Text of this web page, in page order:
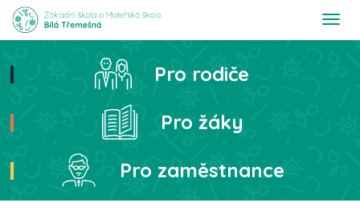
T
t
Hledat
Pro rodiče
Pro žáky
Pro zaměstnance